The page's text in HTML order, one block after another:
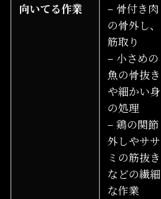
向いてる作業
– 骨付き肉
の骨外し、
筋取り
– 小さめの
魚の骨抜き
や細かい身
の処理
– 鶏の関節
外しやササ
ミの筋抜き
などの繊細
な作業